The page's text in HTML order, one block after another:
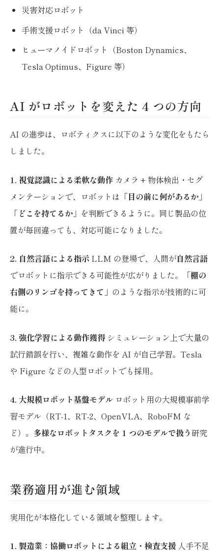
災害対応ロボット
手術支援ロボット（da Vinci 等）
ヒューマノイドロボット（Boston Dynamics、
Tesla Optimus、Figure 等）
AI がロボットを変えた 4 つの方向
AI の進歩は、ロボティクスに以下のような変化をもたら
しました。
1. 視覚認識による柔軟な動作 カメラ + 物体検出・セグ
メンテーションで、ロボットは「目の前に何があるか 」
「どこを持てるか 」を判断できるように。同じ製品の位
置が毎回違っても、対応可能になりました。
2. 自然言語による指示 LLM の登場で、人間が自然言語
でロボットに指示できる可能性が広がりました。「棚の
右側のリンゴを持ってきて 」のような指示が技術的に可
能に。
3. 強化学習による動作獲得 シミュレーション上で大量の
試行錯誤を行い、複雑な動作を AI が自己学習。Tesla
や Figure などの人型ロボットでも採用。
4. 大規模ロボット基盤モデル ロボット用の大規模事前学
習モデル（RT-1、RT-2、OpenVLA、RoboFM な
ど）。 多様なロボットタスクを 1 つのモデルで扱う研究
が進行中。
業務適用が進む領域
実用化が本格化している領域を整理します。
1. 製造業：協働ロボットによる組立・検査支援 人手不足